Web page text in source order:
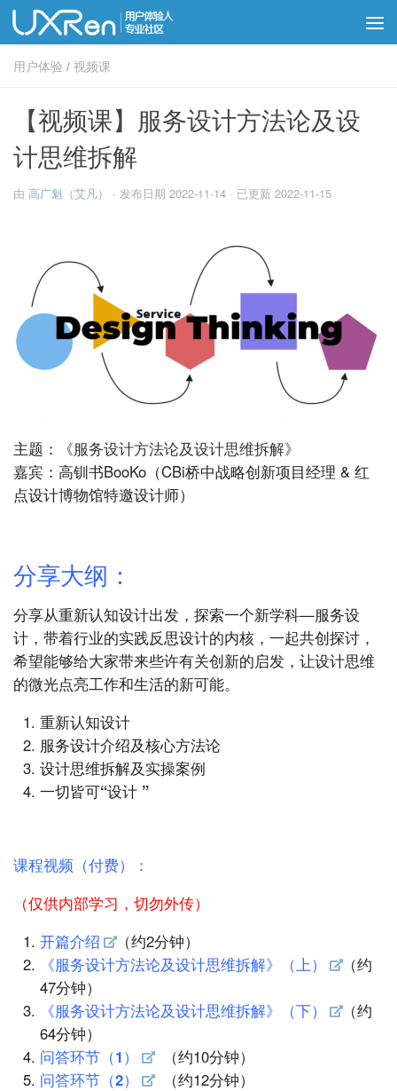
用户体验 / 视频课
【视频课】服务设计方法论及设
计思维拆解
由 高广魁（艾凡） · 发布日期 2022-11-14 · 已更新 2022-11-15
主题：
《服务设计方法论及设计思维拆解》
嘉宾：高钏书BooKo（CBi桥中战略创新项目经理 & 红
点设计博物馆特邀设计师）
分享大纲 ：
分享从重新认知设计出发，探索一个新学科—服务设
计，带着行业的实践反思设计的内核，一起共创探讨，
希望能够给大家带来些许有关创新的启发，让设计思维
的微光点亮工作和生活的新可能。
重新认知设计
服务设计介绍及核心方法论
设计思维拆解及实操案例
一切皆可“设计 ”
课程视频（付费）：
（仅供内部学习，切勿外传）
开篇介绍
（约2分钟）
《服务设计方法论及设计思维拆解》（上）
（约
47分钟）
《服务设计方法论及设计思维拆解》（下）
（约
64分钟）
问答环节（1）
（约10分钟）
问答环节（2）
（约12分钟）